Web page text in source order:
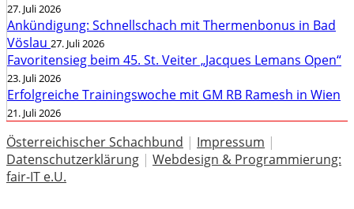
27. Juli 2026
Ankündigung: Schnellschach mit Thermenbonus in Bad
Vöslau 27. Juli 2026
Favoritensieg beim 45. St. Veiter „Jacques Lemans Open“
23. Juli 2026
Erfolgreiche Trainingswoche mit GM RB Ramesh in Wien
21. Juli 2026
Österreichischer Schachbund | Impressum |
Datenschutzerklärung | Webdesign & Programmierung:
fair-IT e.U.